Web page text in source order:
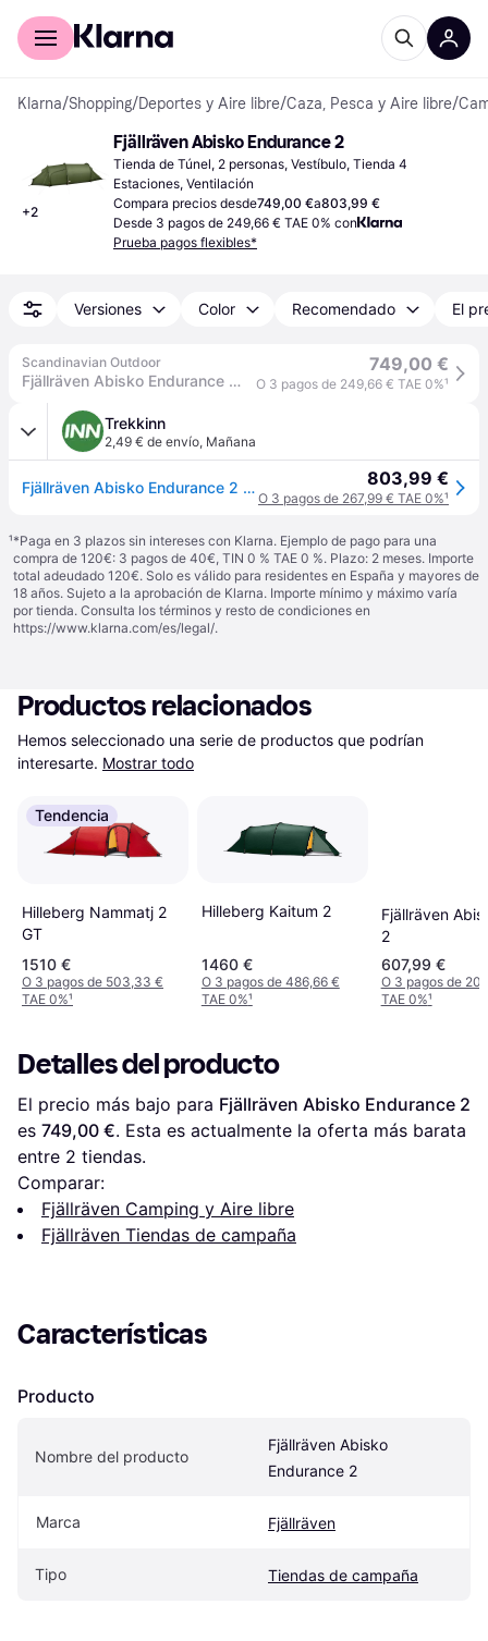
Comprar con Klarna
Klarna/Shopping/Deportes y Aire libre/Caza, Pesca y Aire libre/
+2
Fjällräven Abisko Endurance 2
Tienda de Túnel, 2 personas, Vestíbulo, Tienda 4
Estaciones, Ventilación
Compara precios desde749,00 €a803,99 €
Desde 3 pagos de 249,66 € TAE 0% con
Prueba pagos flexibles*
Versiones Color Recomendado El
Scandinavian Outdoor
Fjällräven Abisko Endurance 2 backpacking tent
749,00 €
O 3 pagos de 249,66 € TAE 0%¹
Trekkinn
2,49 € de envío, Mañana
Fjällräven Abisko Endurance 2 Tent Verde 2 Places 803,99 €
O 3 pagos de 267,99 € TAE 0%¹
¹*Paga en 3 plazos sin intereses con Klarna. Ejemplo de pago para una
compra de 120€: 3 pagos de 40€, TIN 0 % TAE 0 %. Plazo: 2 meses. Importe
total adeudado 120€. Solo es válido para residentes en España y mayores de
18 años. Sujeto a la aprobación de Klarna. Importe mínimo y máximo varía
por tienda. Consulta los términos y resto de condiciones en
https://www.klarna.com/es/legal/.
Productos relacionados
Hemos seleccionado una serie de productos que podrían
interesarte. Mostrar todo
Tendencia
Hilleberg Nammatj 2
GT
1510 €
O 3 pagos de 503,33 €
TAE 0%¹
Hilleberg Kaitum 2
1460 €
O 3 pagos de 486,66 €
TAE 0%¹
Fjällräven
2
607,99 €
O 3 pagos de
TAE 0%¹
Detalles del producto
El precio más bajo para Fjällräven Abisko Endurance 2
es 749,00 €. Esta es actualmente la oferta más barata
entre 2 tiendas.
Comparar:
Fjällräven Camping y Aire libre
Fjällräven Tiendas de campaña
Características
Producto
Nombre del producto
Fjällräven Abisko
Endurance 2
Marca Fjällräven
Tipo Tiendas de campaña